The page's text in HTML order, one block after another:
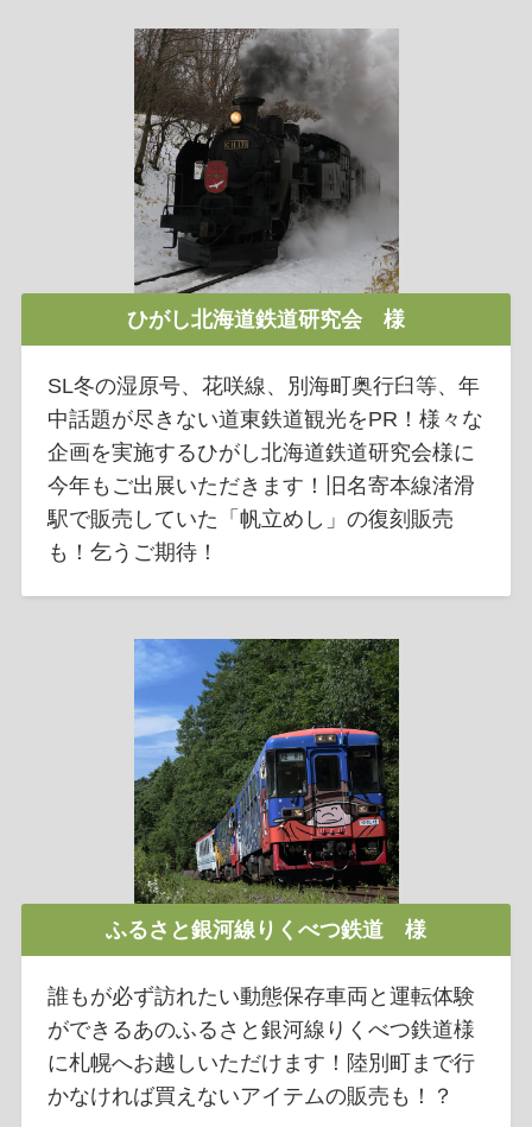
ひがし北海道鉄道研究会 様
SL冬の湿原号、花咲線、別海町奥行臼等、年
中話題が尽きない道東鉄道観光をPR！様々な
企画を実施するひがし北海道鉄道研究会様に
今年もご出展いただきます！旧名寄本線渚滑
駅で販売していた「帆立めし」の復刻販売
も！乞うご期待！
ふるさと銀河線りくべつ鉄道 様
誰もが必ず訪れたい動態保存車両と運転体験
ができるあのふるさと銀河線りくべつ鉄道様
に札幌へお越しいただけます！陸別町まで行
かなければ買えないアイテムの販売も！？